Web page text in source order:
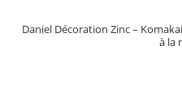
Daniel Décoration Zinc –
à la